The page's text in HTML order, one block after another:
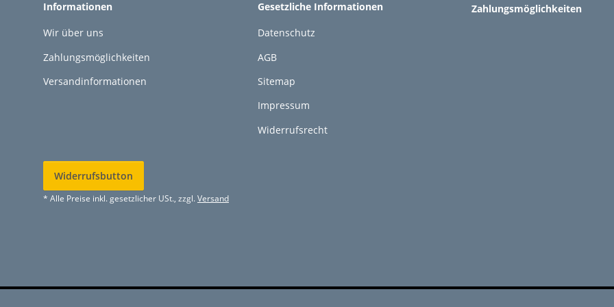
Informationen
Wir über uns
Zahlungsmöglichkeiten
Versandinformationen
Gesetzliche Informationen
Datenschutz
AGB
Sitemap
Impressum
Widerrufsrecht
Zahlungsmöglichkeiten
Widerrufsbutton
* Alle Preise inkl. gesetzlicher USt., zzgl.Versand